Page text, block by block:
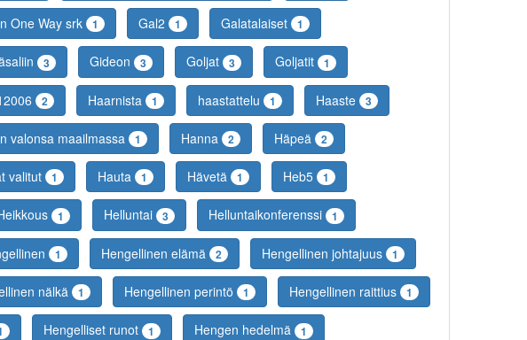
One Way srk 1 Gal2 1 Galatalaiset 1
3 Gideon 3 Goljat 3 Goljatit 1
2 Haarnista 1 haastattelu 1 Haaste 3
valonsa maailmassa 1 Hanna 2 Häpeä 2
valitut 1 Hauta 1 Hävetä 1 Heb5 1
1 Helluntai 3 Helluntaikonferenssi 1
1 Hengellinen elämä 2 Hengellinen johtajuus 1
nälkä 1 Hengellinen perintö 1 Hengellinen raittius 1
Hengelliset runot 1 Hengen hedelmä 1